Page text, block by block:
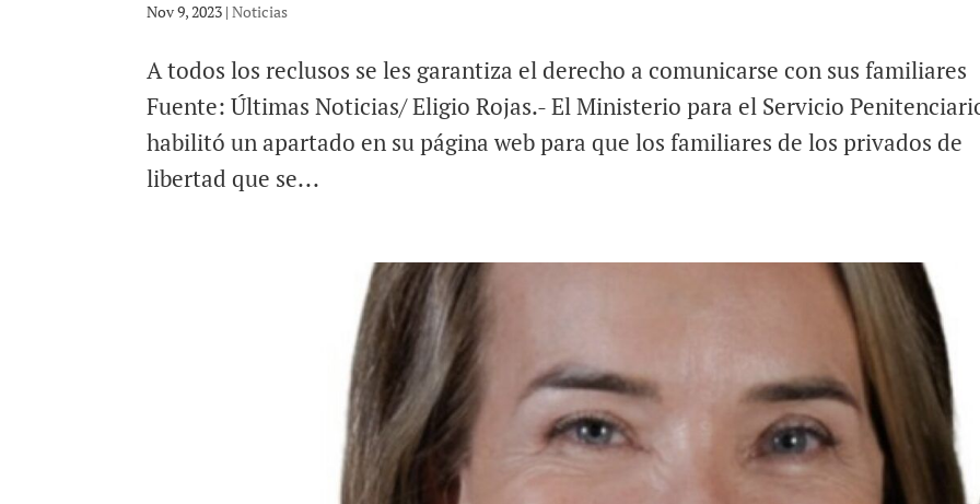
Nov 9, 2023 |Noticias
A todos los reclusos se les garantiza el derecho a comunicarse con sus familiares
Fuente: Últimas Noticias/ Eligio Rojas.- El Ministerio para el Servicio
habilitó un apartado en su página web para que los familiares de los privados de
libertad que se...